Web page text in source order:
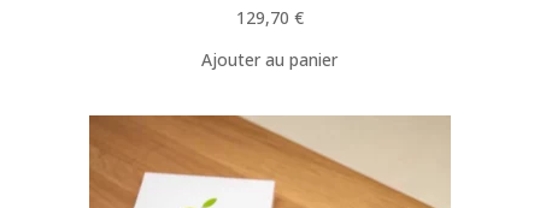
129,70 €
Ajouter au panier